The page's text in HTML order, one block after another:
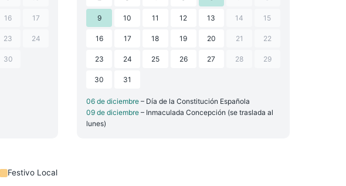
16 17
23 24
30
9 10 11 12 13 14 15
16 17 18 19 20 21 22
23 24 25 26 27 28 29
30 31
06 de diciembre– Día de la Constitución Española
09 de diciembre– Inmaculada Concepción (se traslada al
lunes)
Festivo Local